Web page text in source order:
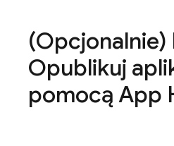
(Opcjonalnie)
Opublikuj
pomocą App